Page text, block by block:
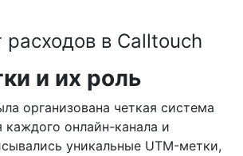
в Calltouch
и их роль
организована четкая система
онлайн-канала и
уникальные UTM-метки,